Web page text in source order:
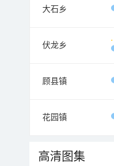
大石乡
伏龙乡
顾县镇
花园镇
高清图集